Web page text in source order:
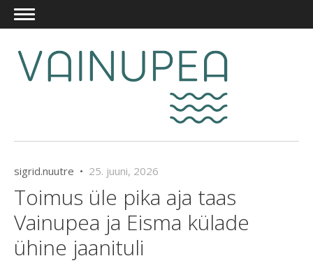
sigrid.nuutre • 25. juuni, 2026
Toimus üle pika aja taas
Vainupea ja Eisma külade
ühine jaanituli